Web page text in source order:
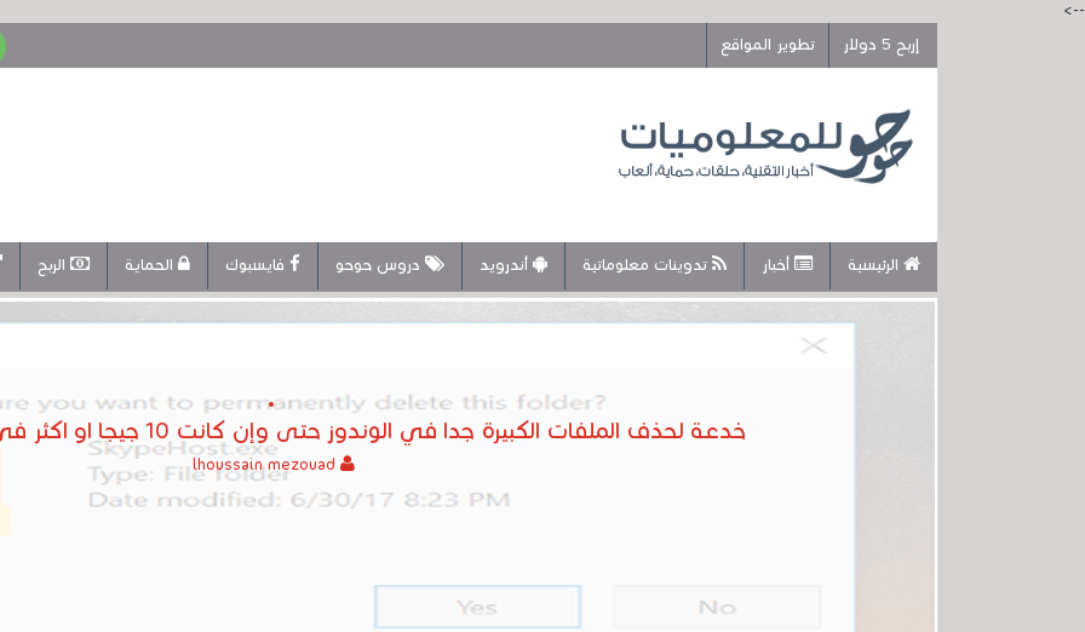
-->
إربح 5 دولار
تطوير المواقع
الرئيسية أخبار تدوينات معلوماتية أندرويد دروس حوحو فايسبوك الحماية الربح
خدعة لحذف الملفات الكبيرة جدا في الوندوز حتى وإن كانت 10 جيجا او اكثر في ثواني وبدون برامج‎